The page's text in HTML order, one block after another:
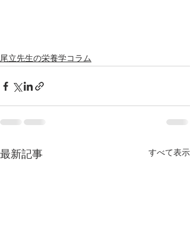
尾立先生の栄養学コラム
最新記事 すべて表示